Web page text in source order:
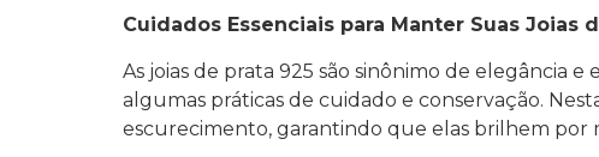
Cuidados Essenciais para Manter Suas Joias
As joias de prata 925 são sinônimo de elegância
algumas práticas de cuidado e conservação.
escurecimento, garantindo que elas brilhem por